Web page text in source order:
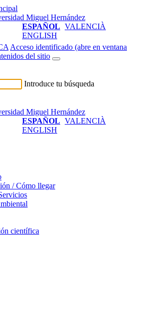
ESPAÑOL VALENCIÀ
ENGLISH
Acceso identificado (abre en ventana
del sitio
Introduce tu búsqueda
ESPAÑOL VALENCIÀ
ENGLISH
/ Cómo llegar
científica